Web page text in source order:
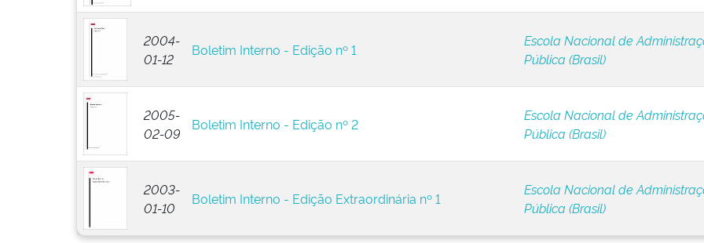
2004-
01-12
Boletim Interno - Edição nº 1
Escola Nacional de
Pública (Brasil)
2005-
02-09
Boletim Interno - Edição nº 2
Escola Nacional de
Pública (Brasil)
2003-
01-10
Boletim Interno - Edição Extraordinária nº 1
Escola Nacional de
Pública (Brasil)